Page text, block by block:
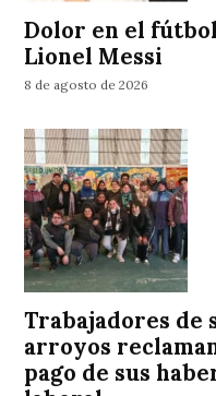
Dolor en el
Lionel Messi
8 de agosto de 2026
Trabajadores de
arroyos
pago de sus